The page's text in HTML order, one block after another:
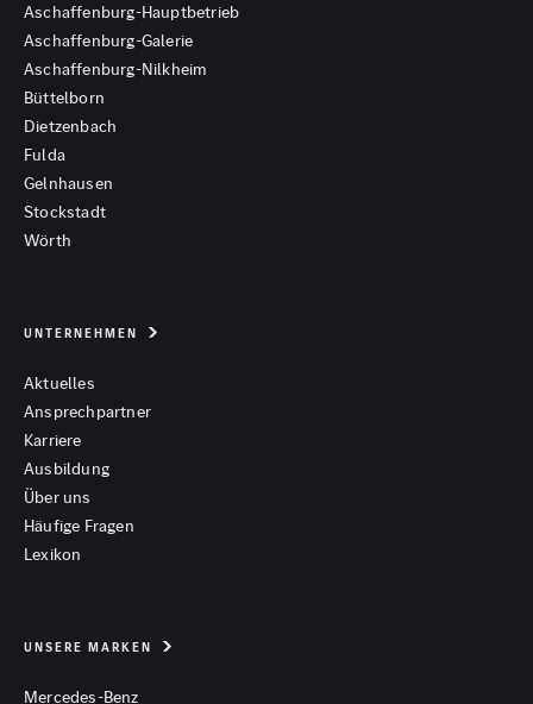
Aschaffenburg-Hauptbetrieb
Aschaffenburg-Galerie
Aschaffenburg-Nilkheim
Büttelborn
Dietzenbach
Fulda
Gelnhausen
Stockstadt
Wörth
UNTERNEHMEN
Aktuelles
Ansprechpartner
Karriere
Ausbildung
Über uns
Häufige Fragen
Lexikon
UNSERE MARKEN
Mercedes-Benz